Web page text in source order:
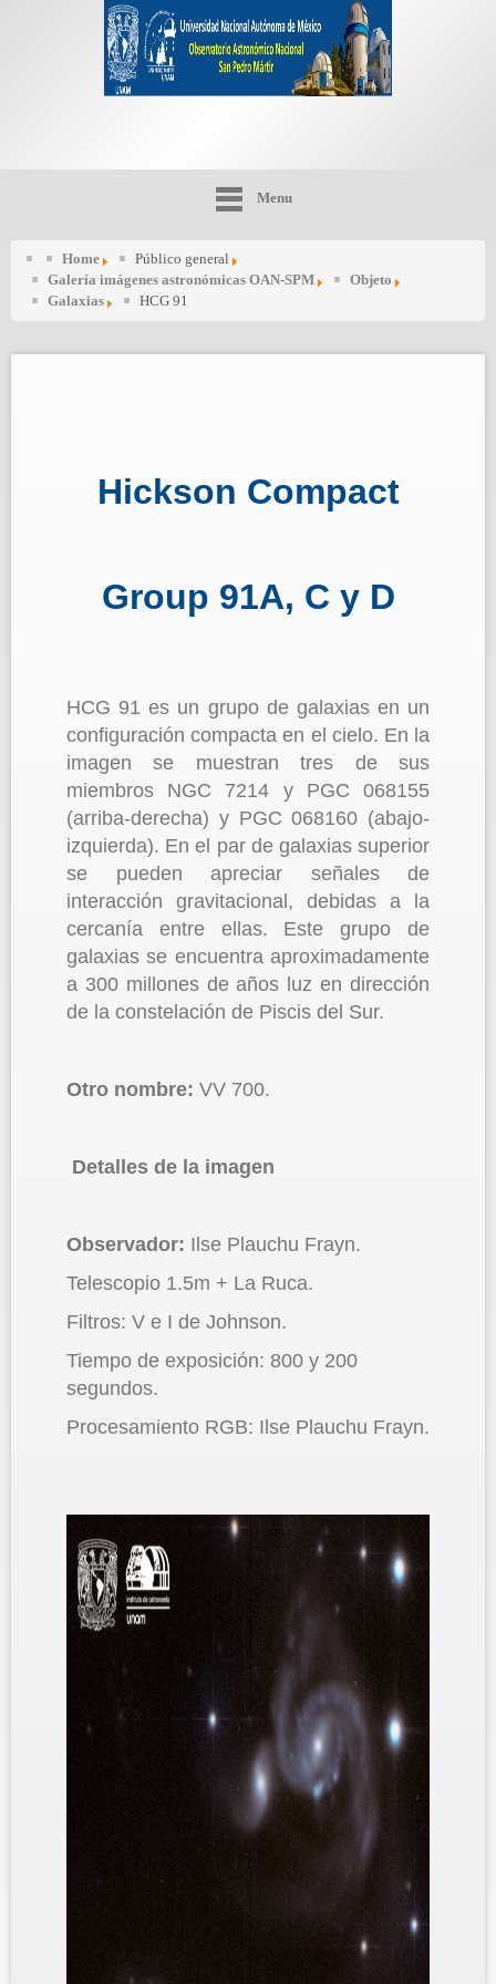
Menu
Home
Público general
Galería imágenes astronómicas OAN-SPM
Objeto
Galaxias
HCG 91
Hickson Compact
Group 91A, C y D
HCG 91 es un grupo de galaxias en un
configuración compacta en el cielo. En la
imagen se muestran tres de sus
miembros NGC 7214 y PGC 068155
(arriba-derecha) y PGC 068160 (abajo-
izquierda). En el par de galaxias superior
se pueden apreciar señales de
interacción gravitacional, debidas a la
cercanía entre ellas. Este grupo de
galaxias se encuentra aproximadamente
a 300 millones de años luz en dirección
de la constelación de Piscis del Sur.
Otro nombre: VV 700.
Detalles de la imagen
Observador: Ilse Plauchu Frayn.
Telescopio 1.5m + La Ruca.
Filtros: V e I de Johnson.
Tiempo de exposición: 800 y 200
segundos.
Procesamiento RGB: Ilse Plauchu Frayn.